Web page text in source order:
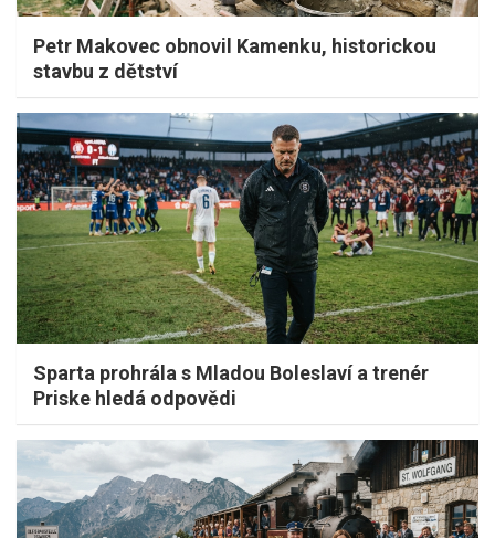
Petr Makovec obnovil Kamenku, historickou
stavbu z dětství
Sparta prohrála s Mladou Boleslaví a trenér
Priske hledá odpovědi